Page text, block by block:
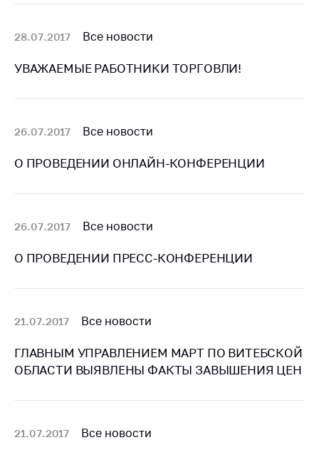
сотрудничество
Применение мер
деятельность в
Защита
персональных
Обратиться в МАРТ
граждан и юр. лиц
Прямaя телефоннaя
28.07.2017 Все новости
УВАЖАЕМЫЕ РАБОТНИКИ ТОРГОВЛИ!
26.07.2017 Все новости
О ПРОВЕДЕНИИ ОНЛАЙН-КОНФЕРЕНЦИИ
26.07.2017 Все новости
О ПРОВЕДЕНИИ ПРЕСС-КОНФЕРЕНЦИИ
21.07.2017 Все новости
ГЛАВНЫМ УПРАВЛЕНИЕМ МАРТ ПО ВИТЕБСКОЙ
ОБЛАСТИ ВЫЯВЛЕНЫ ФАКТЫ ЗАВЫШЕНИЯ ЦЕН
21.07.2017 Все новости